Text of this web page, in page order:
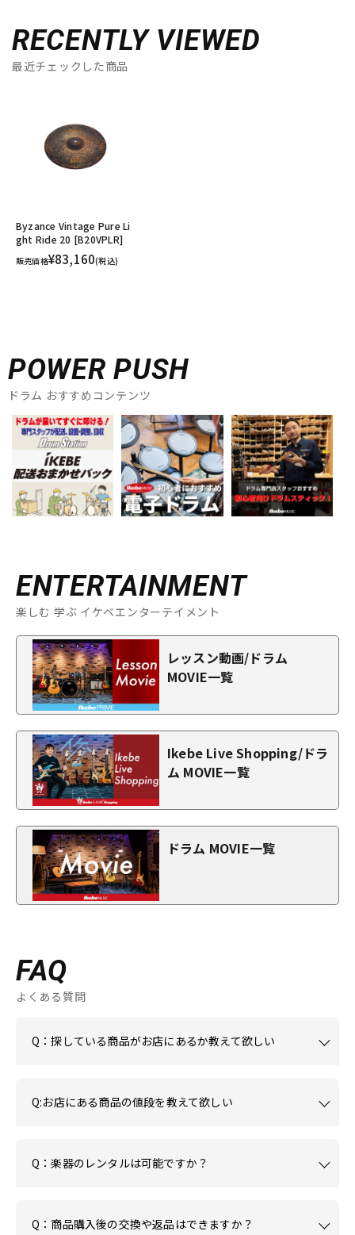
RECENTLY VIEWED
最近チェックした商品
Byzance Vintage Pure Li
ght Ride 20 [B20VPLR]
販売価格¥83,160(税込)
POWER PUSH
ドラム おすすめコンテンツ
ENTERTAINMENT
楽しむ 学ぶ イケベエンターテイメント
レッスン動画/ドラム
MOVIE一覧
Ikebe Live Shopping/ドラ
ム MOVIE一覧
ドラム MOVIE一覧
FAQ
よくある質問
Q：探している商品がお店にあるか教えて欲しい
Q:お店にある商品の値段を教えて欲しい
Q：楽器のレンタルは可能ですか？
Q：商品購入後の交換や返品はできますか？